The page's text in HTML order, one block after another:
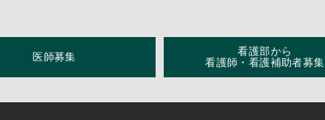
医師募集
看護部から
看護師・看護補助者募集